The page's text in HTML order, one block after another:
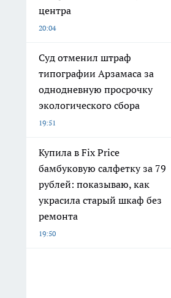
центра
20:04
Суд отменил штраф
типографии Арзамаса за
однодневную просрочку
экологического сбора
19:51
Купила в Fix Price
бамбуковую салфетку за 79
рублей: показываю, как
украсила старый шкаф без
ремонта
19:50